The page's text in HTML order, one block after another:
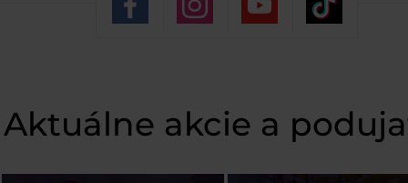
Aktuálne akcie a